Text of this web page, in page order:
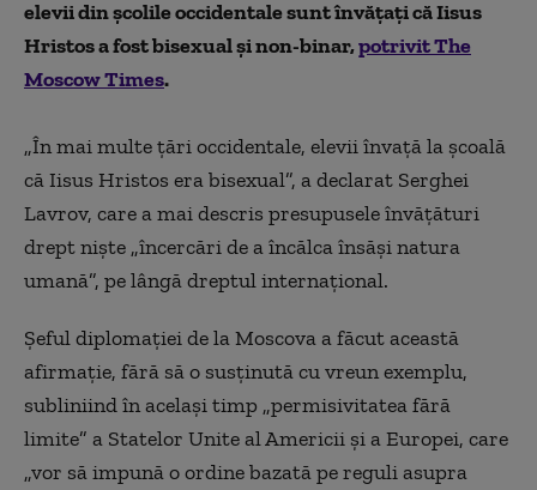
elevii din școlile occidentale sunt învățați că Iisus
Hristos a fost bisexual și non-binar,potrivit The
Moscow Times.
„În mai multe țări occidentale, elevii învață la școală
că Iisus Hristos era bisexual”, a declarat Serghei
Lavrov, care a mai descris presupusele învățături
drept niște „încercări de a încălca însăși natura
umană”, pe lângă dreptul internațional.
Șeful diplomației de la Moscova a făcut această
afirmație, fără să o susținută cu vreun exemplu,
subliniind în același timp „permisivitatea fără
limite” a Statelor Unite al Americii și a Europei, care
„vor să impună o ordine bazată pe reguli asupra